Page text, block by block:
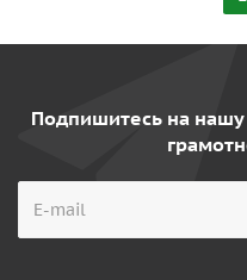
Подпишитесь на нашу